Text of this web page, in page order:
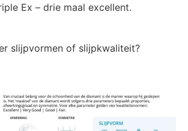
Ex – drie maal excellent.
slijpvormen of slijpkwaliteit?